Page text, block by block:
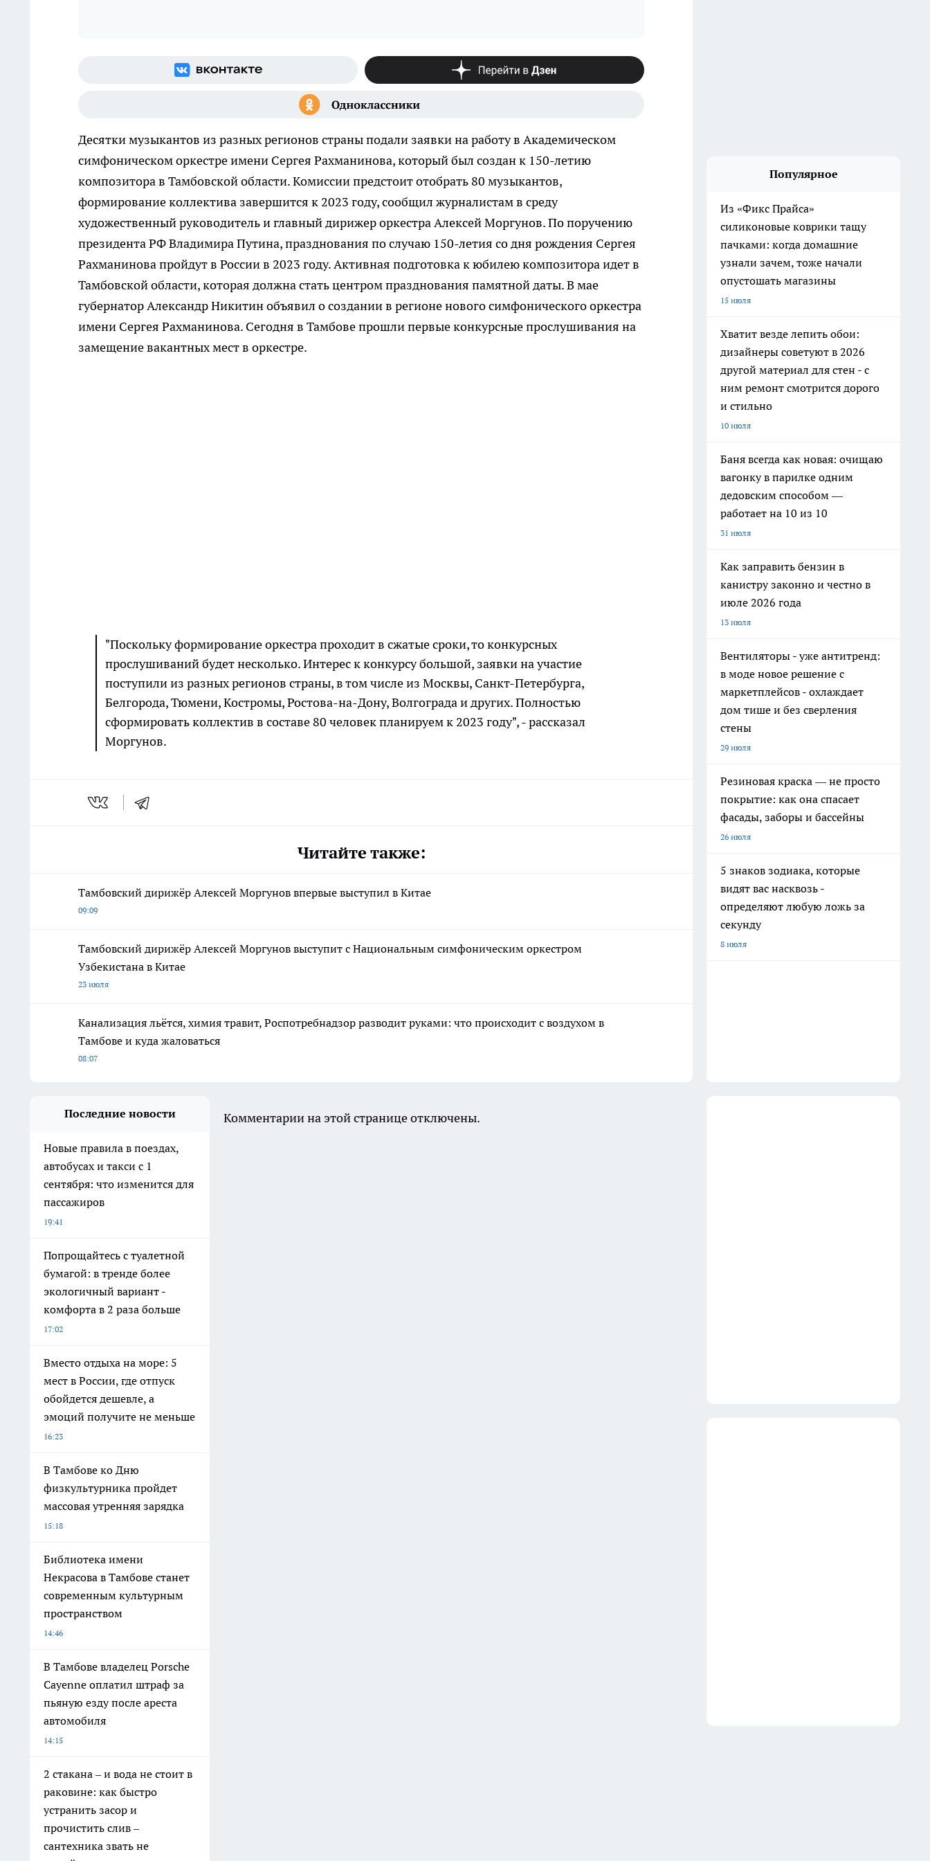
Десятки музыкантов из разных регионов страны подали заявки на работу в Академическом
симфоническом оркестре имени Сергея Рахманинова, который был создан к 150-летию
композитора в Тамбовской области. Комиссии предстоит отобрать 80 музыкантов,
формирование коллектива завершится к 2023 году, сообщил журналистам в среду
художественный руководитель и главный дирижер оркестра Алексей Моргунов. По поручению
президента РФ Владимира Путина, празднования по случаю 150-летия со дня рождения Сергея
Рахманинова пройдут в России в 2023 году. Активная подготовка к юбилею композитора идет в
Тамбовской области, которая должна стать центром празднования памятной даты. В мае
губернатор Александр Никитин объявил о создании в регионе нового симфонического оркестра
имени Сергея Рахманинова. Сегодня в Тамбове прошли первые конкурсные прослушивания на
замещение вакантных мест в оркестре.
"Поскольку формирование оркестра проходит в сжатые сроки, то конкурсных
прослушиваний будет несколько. Интерес к конкурсу большой, заявки на участие
поступили из разных регионов страны, в том числе из Москвы, Санкт-Петербурга,
Белгорода, Тюмени, Костромы, Ростова-на-Дону, Волгограда и других. Полностью
сформировать коллектив в составе 80 человек планируем к 2023 году", - рассказал
Моргунов.
Читайте также:
Тамбовский дирижёр Алексей Моргунов впервые выступил в Китае
09:09
Тамбовский дирижёр Алексей Моргунов выступит с Национальным симфоническим оркестром
Узбекистана в Китае
23 июля
Канализация льётся, химия травит, Роспотребнадзор разводит руками: что происходит с воздухом в
Тамбове и куда жаловаться
08:07
Популярное
Из «Фикс Прайса»
силиконовые коврики тащу
пачками: когда домашние
узнали зачем, тоже начали
опустошать магазины
15 июля
Хватит везде лепить обои:
дизайнеры советуют в 2026
другой материал для стен - с
ним ремонт смотрится дорого
и стильно
10 июля
Баня всегда как новая: очищаю
вагонку в парилке одним
дедовским способом —
работает на 10 из 10
31 июля
Как заправить бензин в
канистру законно и честно в
июле 2026 года
13 июля
Вентиляторы - уже антитренд:
в моде новое решение с
маркетплейсов - охлаждает
дом тише и без сверления
стены
29 июля
Резиновая краска — не просто
покрытие: как она спасает
фасады, заборы и бассейны
26 июля
5 знаков зодиака, которые
видят вас насквозь -
определяют любую ложь за
секунду
8 июля
Последние новости
Новые правила в поездах,
автобусах и такси с 1
сентября: что изменится для
пассажиров
19:41
Попрощайтесь с туалетной
бумагой: в тренде более
экологичный вариант -
комфорта в 2 раза больше
17:02
Вместо отдыха на море: 5
мест в России, где отпуск
обойдется дешевле, а
эмоций получите не меньше
16:23
В Тамбове ко Дню
физкультурника пройдет
массовая утренняя зарядка
15:18
Библиотека имени
Некрасова в Тамбове станет
современным культурным
пространством
14:46
В Тамбове владелец Porsche
Cayenne оплатил штраф за
пьяную езду после ареста
автомобиля
14:15
2 стакана – и вода не стоит в
раковине: как быстро
устранить засор и
прочистить слив –
сантехника звать не
Комментарии на этой странице отключены.